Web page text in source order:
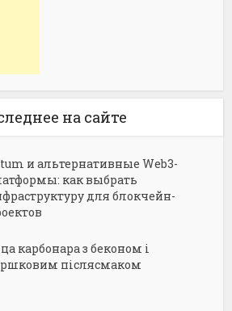
на сайте
и альтернативные Web3-
как выбрать
для блокчейн-
карбонара з беконом і
післясмаком